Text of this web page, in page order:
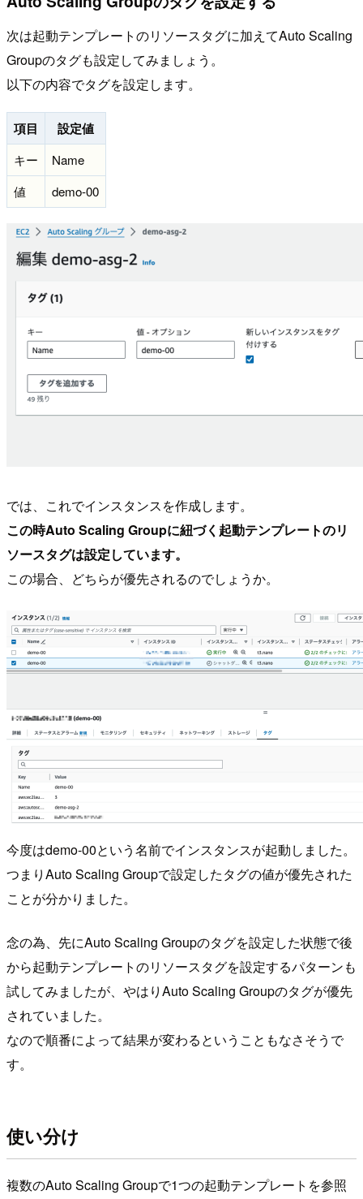
次は起動テンプレートのリソースタグに加えてAuto Scaling
Groupのタグも設定してみましょう。
以下の内容でタグを設定します。
項目 設定値
キー
Name
値
demo-00
では、これでインスタンスを作成します。
この時Auto Scaling Groupに紐づく起動テンプレートのリ
ソースタグは設定しています。
この場合、どちらが優先されるのでしょうか。
今度はdemo-00という名前でインスタンスが起動しました。
つまりAuto Scaling Groupで設定したタグの値が優先された
ことが分かりました。
念の為、先にAuto Scaling Groupのタグを設定した状態で後
から起動テンプレートのリソースタグを設定するパターンも
試してみましたが、やはりAuto Scaling Groupのタグが優先
されていました。
なので順番によって結果が変わるということもなさそうで
す。
使い分け
複数のAuto Scaling Groupで1つの起動テンプレートを参照